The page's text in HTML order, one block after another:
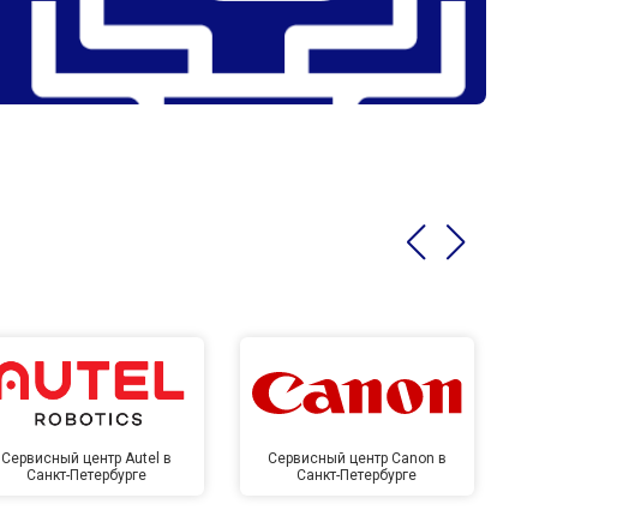
Сервисный центр Autel в
Санкт-Петербурге
Сервисный центр Canon в
Санкт-Петербурге